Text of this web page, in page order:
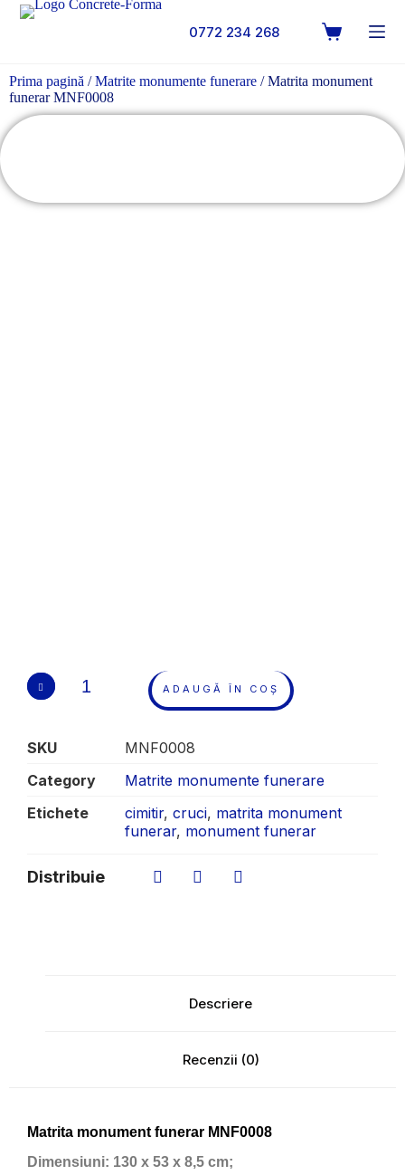
0772 234 268
Prima pagină /Matrite monumente funerare / Matrita monument
funerar MNF0008
ADAUGĂ ÎN COȘ
SKU
MNF0008
Category
Matrite monumente funerare
Etichete
cimitir, cruci, matrita monument
funerar, monument funerar
Distribuie
Descriere
Recenzii (0)
Matrita monument funerar MNF0008
Dimensiuni: 130 x 53 x 8,5 cm;